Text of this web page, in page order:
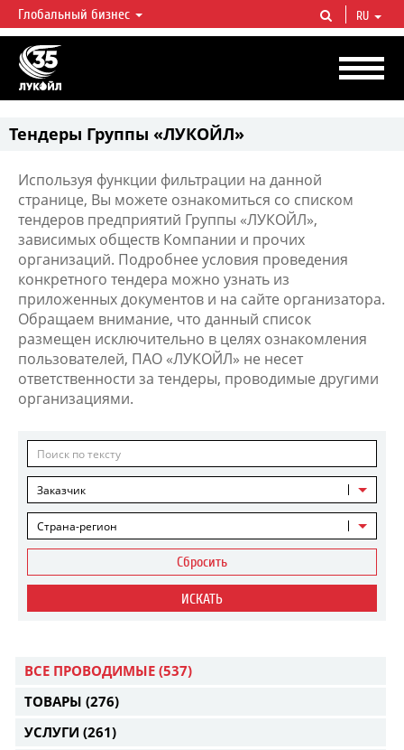
ЛУКОЙЛ СЕГОДНЯ
ЛУКОЙЛ — одна из крупнейших вертикально интегрированных
нефтегазовых компаний в мире, на долю которой приходится более 2%
мировой добычи нефти и около 1% доказанных запасов углеводородов.
Глобальный бизнес RU
Тендеры Группы «ЛУКОЙЛ»
Используя функции фильтрации на данной
странице, Вы можете ознакомиться со списком
тендеров предприятий Группы «ЛУКОЙЛ»,
зависимых обществ Компании и прочих
организаций. Подробнее условия проведения
конкретного тендера можно узнать из
приложенных документов и на сайте организатора.
Обращаем внимание, что данный список
размещен исключительно в целях ознакомления
пользователей, ПАО «ЛУКОЙЛ» не несет
ответственности за тендеры, проводимые другими
организациями.
Заказчик
Страна-регион
Сбросить
ИСКАТЬ
ВСЕ ПРОВОДИМЫЕ (537)
ТОВАРЫ (276)
УСЛУГИ (261)